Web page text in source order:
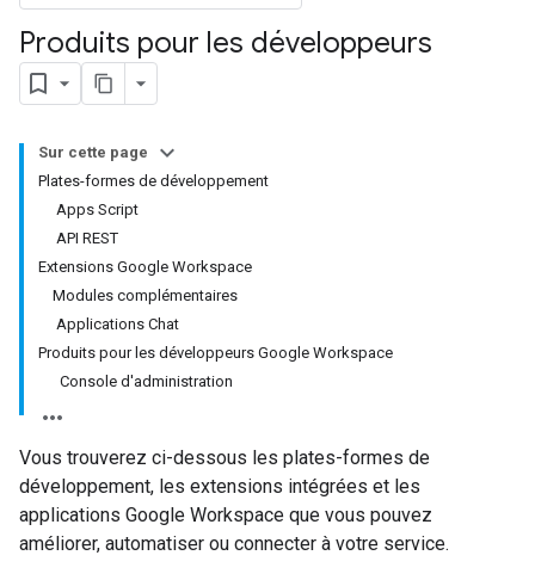
Produits pour les développeurs
Sur cette page
Plates-formes de développement
Apps Script
API REST
Extensions Google Workspace
Modules complémentaires
Applications Chat
Produits pour les développeurs Google Workspace
Console d'administration
Vous trouverez ci-dessous les plates-formes de
développement, les extensions intégrées et les
applications Google Workspace que vous pouvez
améliorer, automatiser ou connecter à votre service.